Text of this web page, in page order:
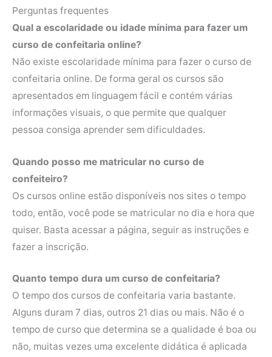
Perguntas frequentes
Qual a escolaridade ou idade mínima para fazer um
curso de confeitaria online?
Não existe escolaridade mínima para fazer o curso de
confeitaria online. De forma geral os cursos são
apresentados em linguagem fácil e contém várias
informações visuais, o que permite que qualquer
pessoa consiga aprender sem dificuldades.
Quando posso me matricular no curso de
confeiteiro?
Os cursos online estão disponíveis nos sites o tempo
todo, então, você pode se matricular no dia e hora que
quiser. Basta acessar a página, seguir as instruções e
fazer a inscrição.
Quanto tempo dura um curso de confeitaria?
O tempo dos cursos de confeitaria varia bastante.
Alguns duram 7 dias, outros 21 dias ou mais. Não é o
tempo de curso que determina se a qualidade é boa ou
não, muitas vezes uma excelente didática é aplicada